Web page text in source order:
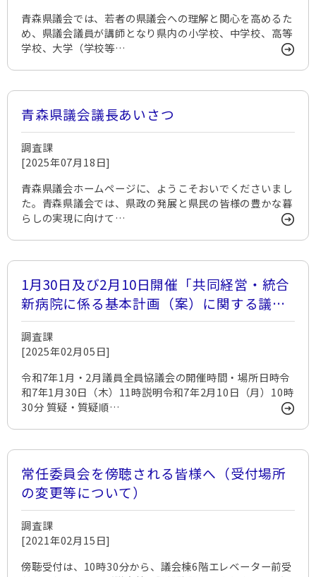
青森県議会では、若者の県議会への理解と関心を高めるた
め、県議会議員が講師となり県内の小学校、中学校、高等
学校、大学（学校等…
青森県議会議長あいさつ
調査課
[2025年07月18日]
青森県議会ホームページに、ようこそおいでくださいまし
た。青森県議会では、県政の発展と県民の皆様の豊かな暮
らしの実現に向けて…
1月30日及び2月10日開催「共同経営・統合
新病院に係る基本計画（案）に関する議員
全員協議会」について
調査課
[2025年02月05日]
令和7年1月・2月議員全員協議会の開催時間・場所日時令
和7年1月30日（木）11時説明令和7年2月10日（月）10時
30分 質疑・質疑順…
常任委員会を傍聴される皆様へ（受付場所
の変更等について）
調査課
[2021年02月15日]
傍聴受付は、10時30分から、議会棟6階エレベーター前受